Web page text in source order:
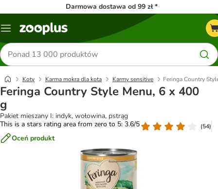
Darmowa dostawa od 99 zł *
Menu
Szukaj
produktów
Koty Karma mokra dla kota Karmy sensitive Feringa Country
Feringa Country Style Menu, 6 x 400
g
Pakiet mieszany I: indyk, wołowina, pstrąg
This is a stars rating area from zero to 5: 3.6/5
(54)
Oceń produkt